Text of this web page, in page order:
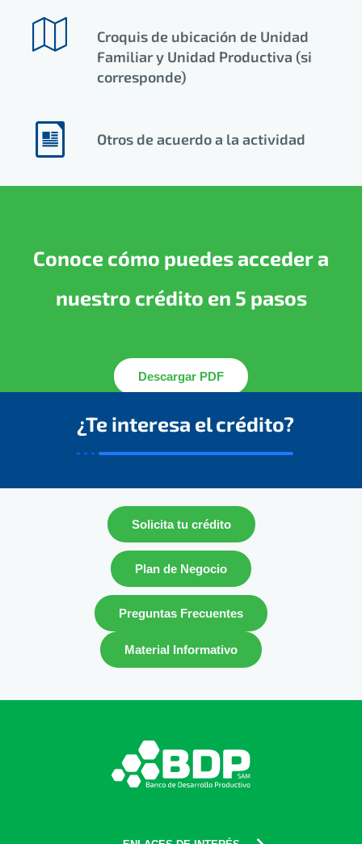
Croquis de ubicación de Unidad
Familiar y Unidad Productiva (si
corresponde)
Otros de acuerdo a la actividad
Conoce cómo puedes acceder a
nuestro crédito en 5 pasos
Descargar PDF
¿Te interesa el crédito?
Solicita tu crédito
Plan de Negocio
Preguntas Frecuentes
Material Informativo